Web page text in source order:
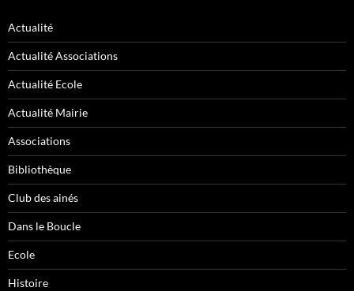
Actualité
Actualité Associations
Actualité Ecole
Actualité Mairie
Associations
Bibliothèque
Club des ainés
Dans le Boucle
Ecole
Histoire